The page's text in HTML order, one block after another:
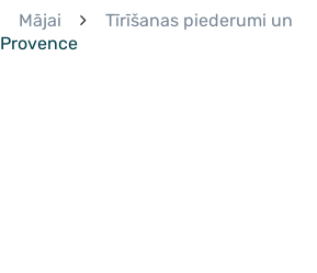
Mājai
Tīrīšanas piederumi un
Provence